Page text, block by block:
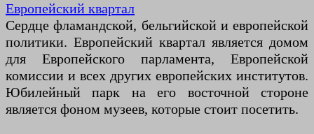
Европейский квартал
Сердце фламандской, бельгийской и европейской
политики. Европейский квартал является домом
для Европейского парламента, Европейской
комиссии и всех других европейских институтов.
Юбилейный парк на его восточной стороне
является фоном музеев, которые стоит посетить.